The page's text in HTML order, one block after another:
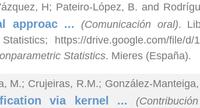
H; Pateiro-López, B. and
approac ... (Comunicación oral).
https://drive.google.com/file/
Statistics. Mieres (España).
M.; Crujeiras, R.M.; González-
via kernel ...